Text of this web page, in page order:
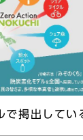
で掲出してい